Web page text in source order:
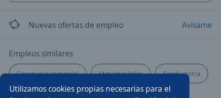
Utilizamos cookies propias necesarias para el
Nuevas ofertas de empleo Avísame
Empleos similares
Ejecutivo/a comercial Metalmecánica Conductor/a